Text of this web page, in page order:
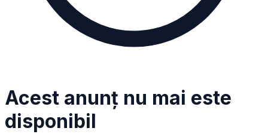
Acest anunț nu mai este
disponibil